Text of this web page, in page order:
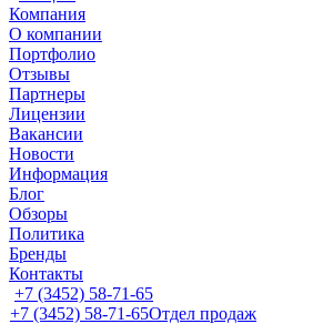
Компания
О компании
Портфолио
Отзывы
Партнеры
Лицензии
Вакансии
Новости
Информация
Блог
Обзоры
Политика
Бренды
Контакты
+7 (3452) 58-71-65
+7 (3452) 58-71-65Отдел продаж